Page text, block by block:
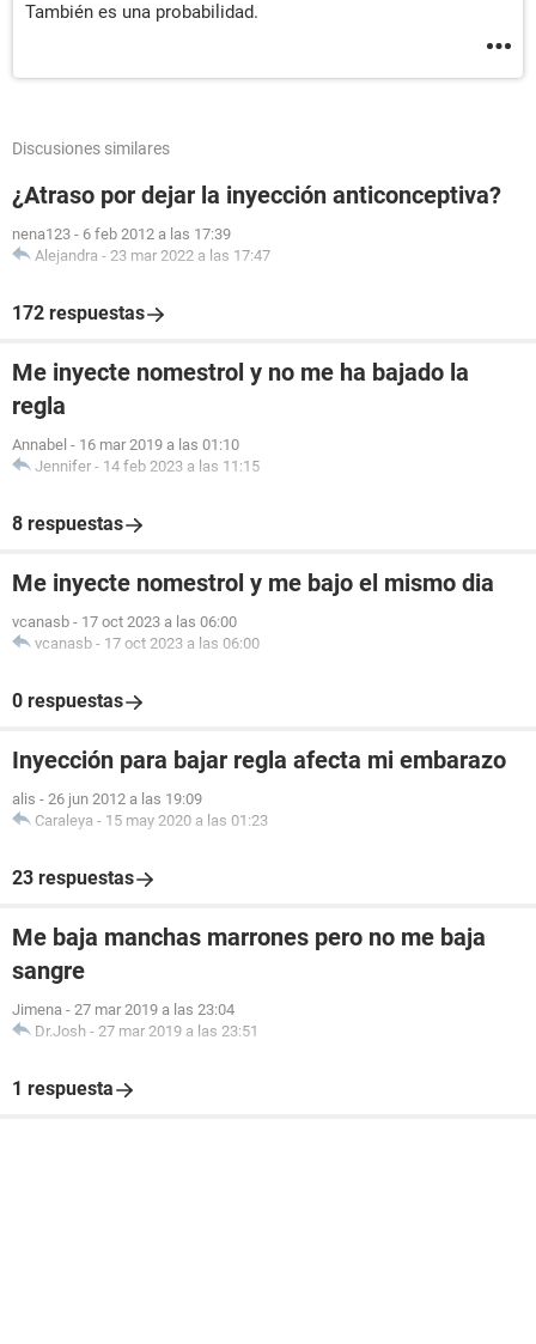
También es una probabilidad.
Discusiones similares
¿Atraso por dejar la inyección anticonceptiva?
nena123 - 6 feb 2012 a las 17:39
Alejandra - 23 mar 2022 a las 17:47
172 respuestas
Me inyecte nomestrol y no me ha bajado la
regla
Annabel - 16 mar 2019 a las 01:10
Jennifer - 14 feb 2023 a las 11:15
8 respuestas
Me inyecte nomestrol y me bajo el mismo dia
vcanasb - 17 oct 2023 a las 06:00
vcanasb - 17 oct 2023 a las 06:00
0 respuestas
Inyección para bajar regla afecta mi embarazo
alis - 26 jun 2012 a las 19:09
Caraleya - 15 may 2020 a las 01:23
23 respuestas
Me baja manchas marrones pero no me baja
sangre
Jimena - 27 mar 2019 a las 23:04
Dr.Josh - 27 mar 2019 a las 23:51
1 respuesta